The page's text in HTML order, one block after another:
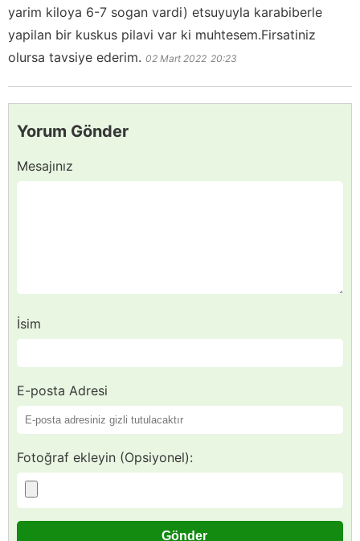
yarim kiloya 6-7 sogan vardi) etsuyuyla karabiberle
yapilan bir kuskus pilavi var ki muhtesem.Firsatiniz
olursa tavsiye ederim. 02 Mart 2022 20:23
Yorum Gönder
Mesajınız
İsim
E-posta Adresi
Fotoğraf ekleyin (Opsiyonel):